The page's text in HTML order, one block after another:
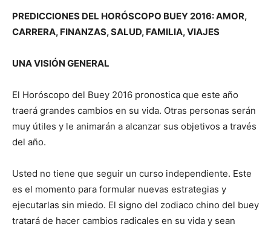
PREDICCIONES DEL HORÓSCOPO BUEY 2016: AMOR,
CARRERA, FINANZAS, SALUD, FAMILIA, VIAJES
UNA VISIÓN GENERAL
El Horóscopo del Buey 2016 pronostica que este año
traerá grandes cambios en su vida. Otras personas serán
muy útiles y le animarán a alcanzar sus objetivos a través
del año.
Usted no tiene que seguir un curso independiente. Este
es el momento para formular nuevas estrategias y
ejecutarlas sin miedo. El signo del zodiaco chino del buey
tratará de hacer cambios radicales en su vida y sean